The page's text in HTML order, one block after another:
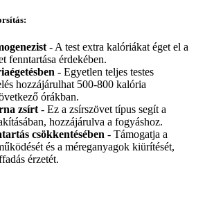
- A test extra kalóriákat éget el a
fenntartása érdekében.
- Egyetlen teljes testes
hozzájárulhat 500-800 kalória
órákban.
zsírt - Ez a zsírszövet típus segít a
hozzájárulva a fogyáshoz.
csökkentésében - Támogatja a
és a méreganyagok kiürítését,
érzetét.